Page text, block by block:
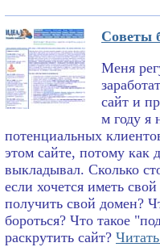
Советы
Меня
сайт и
м году я
потенциальных
этом сайте, потому как
выкладывал. Сколько
если хочется иметь
получить свой домен?
бороться? Что такое
раскрутить сайт?